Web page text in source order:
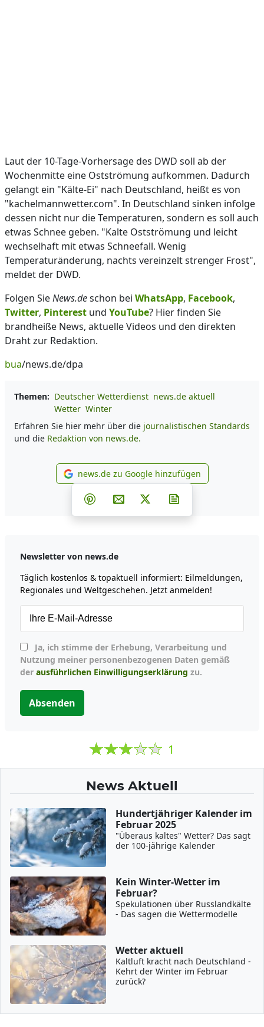
Laut der 10-Tage-Vorhersage des DWD soll ab der
Wochenmitte eine Ostströmung aufkommen. Dadurch
gelangt ein "Kälte-Ei" nach Deutschland, heißt es von
"kachelmannwetter.com". In Deutschland sinken infolge
dessen nicht nur die Temperaturen, sondern es soll auch
etwas Schnee geben. "Kalte Ostströmung und leicht
wechselhaft mit etwas Schneefall. Wenig
Temperaturänderung, nachts vereinzelt strenger Frost",
meldet der DWD.
Folgen SieNews.deschon bei WhatsApp, Facebook,
Twitter, Pinterest und YouTube? Hier finden Sie
brandheiße News, aktuelle Videos und den direkten
Draht zur Redaktion.
bua/news.de/dpa
Themen: Deutscher Wetterdienst news.de aktuell
Wetter Winter
Erfahren Sie hier mehr über die journalistischen Standards
und die Redaktion von news.de.
news.de zu Google
news.de zu Google hinzufügen
Teilen auf Facebook
Teilen auf Whatsapp
Teilen auf Telegram
Teilen auf Pinterest
Per E-Mail teilen
Post auf X
Newsletter von news.de
Täglich kostenlos & topaktuell informiert: Eilmeldungen,
Regionales und Weltgeschehen. Jetzt anmelden!
Nutzung meiner personenbezogenen Daten gemäß
der ausführlichen Einwilligungserklärung zu.
Absenden
1
News Aktuell
Hundertjähriger Kalender im
Februar 2025
"Überaus kaltes" Wetter? Das sagt
der 100-jährige Kalender
Kein Winter-Wetter im
Februar?
Spekulationen über Russlandkälte
- Das sagen die Wettermodelle
Wetter aktuell
Kaltluft kracht nach Deutschland -
Kehrt der Winter im Februar
zurück?